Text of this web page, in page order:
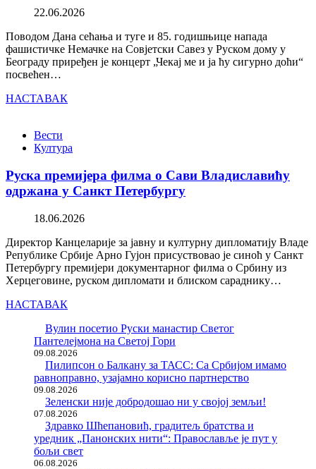
22.06.2026
Поводом Дана сећања и туге и 85. годишњице напада
фашистичке Немачке на Совјетски Савез у Руском дому у
Београду приређен је концерт „Чекај ме и ја ћу сигурно доћи“
посвећен…
НАСТАВАК
Вести
Култура
Руска премијера филма о Сави Владиславићу
одржана у Санкт Петербургу
18.06.2026
Директор Канцеларије за јавну и културну дипломатију Владе
Републике Србије Арно Гујон присуствовао је синоћ у Санкт
Петербургу премијери документарног филма о Србину из
Херцеговине, руском дипломати и блиском сараднику…
НАСТАВАК
Вулин посетио Руски манастир Светог
Пантелејмона на Светој Гори
09.08.2026
Пилипсон о Балкану за ТАСС: Са Србијом имамо
равноправно, узајамно корисно партнерство
09.08.2026
Зеленски није добродошао ни у својој земљи!
07.08.2026
Здравко Шћепановић, градитељ братства и
уредник „Панонских нити“: Православље је пут у
бољи свет
06.08.2026